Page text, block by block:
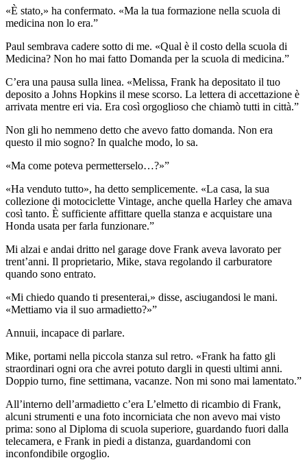
«È stato,» ha confermato. «Ma la tua formazione nella scuola di
medicina non lo era.”
Paul sembrava cadere sotto di me. «Qual è il costo della scuola di
Medicina? Non ho mai fatto Domanda per la scuola di medicina.”
C’era una pausa sulla linea. «Melissa, Frank ha depositato il tuo
deposito a Johns Hopkins il mese scorso. La lettera di accettazione è
arrivata mentre eri via. Era così orgoglioso che chiamò tutti in città.”
Non gli ho nemmeno detto che avevo fatto domanda. Non era
questo il mio sogno? In qualche modo, lo sa.
«Ma come poteva permetterselo…?»”
«Ha venduto tutto», ha detto semplicemente. «La casa, la sua
collezione di motociclette Vintage, anche quella Harley che amava
così tanto. È sufficiente affittare quella stanza e acquistare una
Honda usata per farla funzionare.”
Mi alzai e andai dritto nel garage dove Frank aveva lavorato per
trent’anni. Il proprietario, Mike, stava regolando il carburatore
quando sono entrato.
«Mi chiedo quando ti presenterai,» disse, asciugandosi le mani.
«Mettiamo via il suo armadietto?»”
Annuii, incapace di parlare.
Mike, portami nella piccola stanza sul retro. «Frank ha fatto gli
straordinari ogni ora che avrei potuto dargli in questi ultimi anni.
Doppio turno, fine settimana, vacanze. Non mi sono mai lamentato.”
All’interno dell’armadietto c’era L’elmetto di ricambio di Frank,
alcuni strumenti e una foto incorniciata che non avevo mai visto
prima: sono al Diploma di scuola superiore, guardando fuori dalla
telecamera, e Frank in piedi a distanza, guardandomi con
inconfondibile orgoglio.